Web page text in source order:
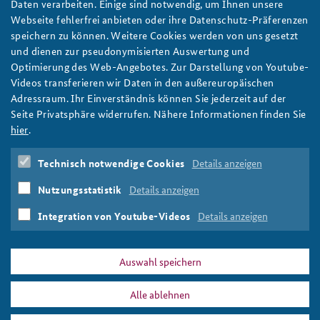
Anjana Samant/Flickr/CC BY-NC-SA 2.0
6/2021
Ein historisches Momentum im Nahen Osten: Neue
Chancen und Herausforderungen für ein
europäisches Engagement in der Golfregion
PDF Version:
arbeitspapier_sicherheitspolitik_2021_6.pdf
Autor/in:
Stefan Lukas Sebastian Sons
DATA PRIVACY IMPRINT
Daten verarbeiten. Einige sind notwendig, um Ihnen unsere
Webseite fehlerfrei anbieten oder ihre Datenschutz-Präferenzen
speichern zu können. Weitere Cookies werden von uns gesetzt
und dienen zur pseudonymisierten Auswertung und
Optimierung des Web-Angebotes. Zur Darstellung von Youtube-
Videos transferieren wir Daten in den außereuropäischen
Adressraum. Ihr Einverständnis können Sie jederzeit auf der
Seite Privatsphäre widerrufen. Nähere Informationen finden Sie
hier.
Technisch notwendige Cookies Details anzeigen
Nutzungsstatistik Details anzeigen
Integration von Youtube-Videos Details anzeigen
Auswahl speichern
Alle ablehnen